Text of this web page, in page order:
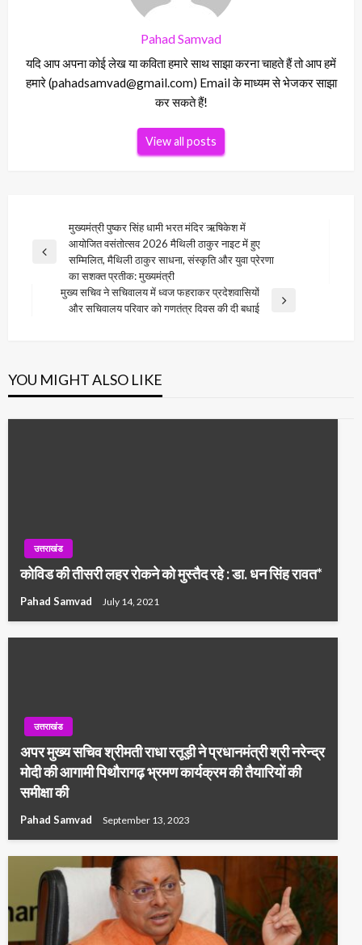
Pahad Samvad
यदि आप अपना कोई लेख या कविता हमारे साथ साझा करना चाहते हैं तो आप हमें
हमारे (pahadsamvad@gmail.com) Email के माध्यम से भेजकर साझा
कर सकते हैं!
View all posts
navigation
Previous
मुख्यमंत्री पुष्कर सिंह धामी भरत मंदिर ऋषिकेश में
आयोजित वसंतोत्सव 2026 मैथिली ठाकुर नाइट में हुए
सम्मिलित, मैथिली ठाकुर साधना, संस्कृति और युवा प्रेरणा
का सशक्त प्रतीक: मुख्यमंत्री
Next
मुख्य सचिव ने सचिवालय में ध्वज फहराकर प्रदेशवासियों
और सचिवालय परिवार को गणतंत्र दिवस की दी बधाई
YOU MIGHT ALSO LIKE
उत्तराखंड
कोविड की तीसरी लहर रोकने को मुस्तैद रहे : डा. धन सिंह रावत*
Pahad Samvad July 14, 2021
उत्तराखंड
अपर मुख्य सचिव श्रीमती राधा रतूड़ी ने प्रधानमंत्री श्री नरेन्द्र
मोदी की आगामी पिथौरागढ़ भ्रमण कार्यक्रम की तैयारियों की
समीक्षा की
Pahad Samvad September 13, 2023